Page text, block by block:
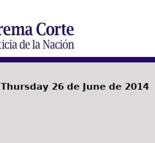
Thursday 26 de June de 2014